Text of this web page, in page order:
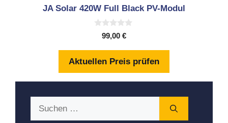
JA Solar 420W Full Black PV-Modul
5
99,00 €
Aktuellen Preis prüfen